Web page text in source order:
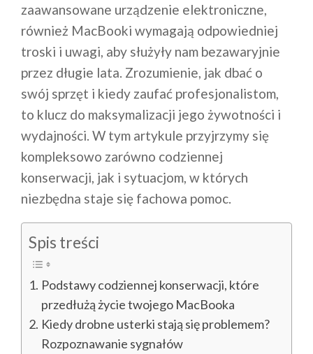
zaawansowane urządzenie elektroniczne,
również MacBooki wymagają odpowiedniej
troski i uwagi, aby służyły nam bezawaryjnie
przez długie lata. Zrozumienie, jak dbać o
swój sprzęt i kiedy zaufać profesjonalistom,
to klucz do maksymalizacji jego żywotności i
wydajności. W tym artykule przyjrzymy się
kompleksowo zarówno codziennej
konserwacji, jak i sytuacjom, w których
niezbędna staje się fachowa pomoc.
Spis treści
Podstawy codziennej konserwacji, które
przedłużą życie twojego MacBooka
Kiedy drobne usterki stają się problemem?
Rozpoznawanie sygnałów